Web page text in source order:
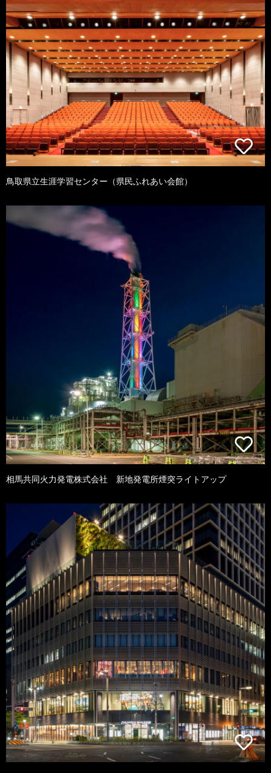
鳥取県立生涯学習センター（県民ふれあい会館）
相馬共同火力発電株式会社 新地発電所煙突ライトアップ